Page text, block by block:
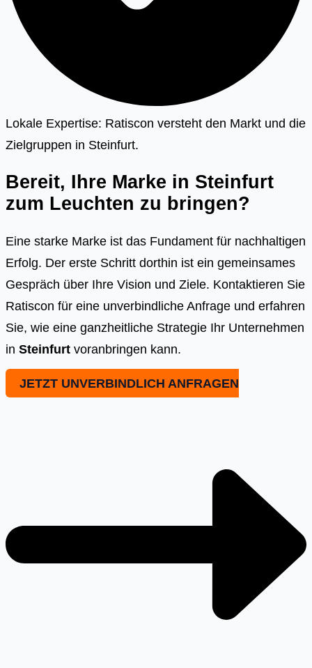
Lokale Expertise: Ratiscon versteht den Markt und die
Zielgruppen in Steinfurt.
Bereit, Ihre Marke in Steinfurt
zum Leuchten zu bringen?
Eine starke Marke ist das Fundament für nachhaltigen
Erfolg. Der erste Schritt dorthin ist ein gemeinsames
Gespräch über Ihre Vision und Ziele. Kontaktieren Sie
Ratiscon für eine unverbindliche Anfrage und erfahren
Sie, wie eine ganzheitliche Strategie Ihr Unternehmen
in Steinfurt voranbringen kann.
JETZT UNVERBINDLICH ANFRAGEN